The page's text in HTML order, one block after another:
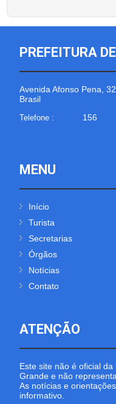
PREFEITURA
Avenida Afonso Pena,
Brasil
Telefone : 156
MENU
Início
Turista
Secretarias
Órgãos
Notícias
Contato
ATENÇÃO
Este site não é oficial
Grande e não
As notícias e
informativo.